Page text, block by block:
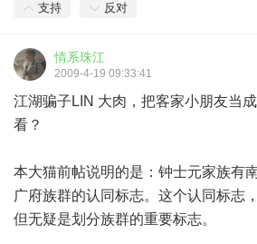
支持 反对
情系珠江
2009-4-19 09:33:41
江湖骗子LIN 大肉，把客家小朋友当
看？
本大猫前帖说明的是：钟士元家族有
广府族群的认同标志。这个认同标志
但无疑是划分族群的重要标志。